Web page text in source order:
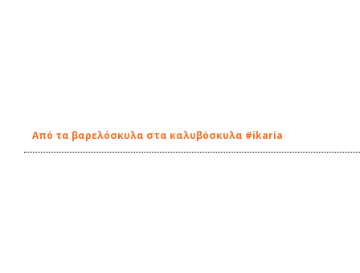
Από τα βαρελόσκυλα στα καλυβόσκυλα #ikaria